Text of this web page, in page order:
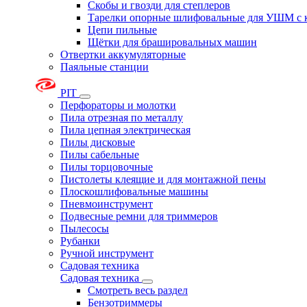
Скобы и гвозди для степлеров
Тарелки опорные шлифовальные для УШМ с
Цепи пильные
Щётки для брашировальных машин
Отвертки аккумуляторные
Паяльные станции
PIT
Перфораторы и молотки
Пила отрезная по металлу
Пила цепная электрическая
Пилы дисковые
Пилы сабельные
Пилы торцовочные
Пистолеты клеящие и для монтажной пены
Плоскошлифовальные машины
Пневмоинструмент
Подвесные ремни для триммеров
Пылесосы
Рубанки
Ручной инструмент
Садовая техника
Садовая техника
Смотреть весь раздел
Бензотриммеры